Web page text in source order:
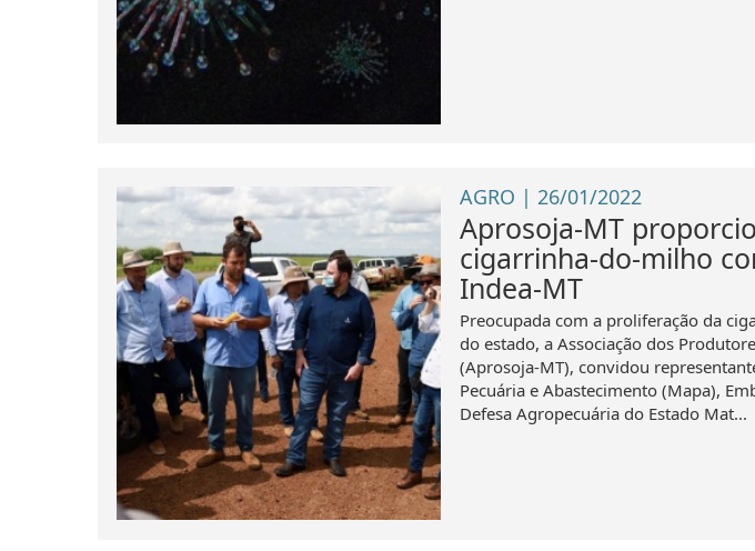
AGRO | 26/01/2022
Aprosoja-MT
cigarrinha-do-milho
Indea-MT
Preocupada com a proliferação da
do estado, a Associação dos
(Aprosoja-MT), convidou
Pecuária e Abastecimento (Mapa),
Defesa Agropecuária do Estado Mat...